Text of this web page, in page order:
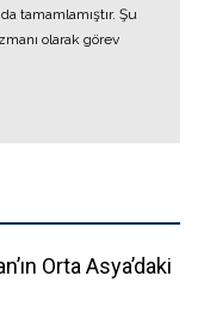
tamamlamıştır. Şu
olarak görev
Orta Asya’daki